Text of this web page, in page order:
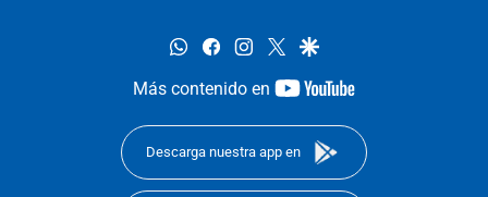
whatsappfacebookinstagram
twittergoogle
Más contenido en
youtube-
Descarga nuestra app en